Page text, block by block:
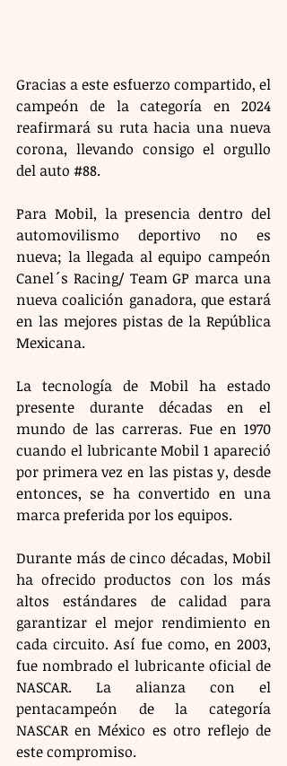
Gracias a este esfuerzo compartido, el
campeón de la categoría en 2024
reafirmará su ruta hacia una nueva
corona, llevando consigo el orgullo
del auto #88.
Para Mobil, la presencia dentro del
automovilismo deportivo no es
nueva; la llegada al equipo campeón
Canel´s Racing/ Team GP marca una
nueva coalición ganadora, que estará
en las mejores pistas de la República
Mexicana.
La tecnología de Mobil ha estado
presente durante décadas en el
mundo de las carreras. Fue en 1970
cuando el lubricante Mobil 1 apareció
por primera vez en las pistas y, desde
entonces, se ha convertido en una
marca preferida por los equipos.
Durante más de cinco décadas, Mobil
ha ofrecido productos con los más
altos estándares de calidad para
garantizar el mejor rendimiento en
cada circuito. Así fue como, en 2003,
fue nombrado el lubricante oficial de
NASCAR. La alianza con el
pentacampeón de la categoría
NASCAR en México es otro reflejo de
este compromiso.